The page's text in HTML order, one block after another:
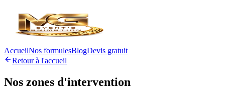
AccueilNos formulesBlogDevis gratuit
Retour à l'accueil
Nos zones d'intervention